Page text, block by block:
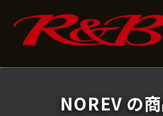
へ
ョ
NOREV の